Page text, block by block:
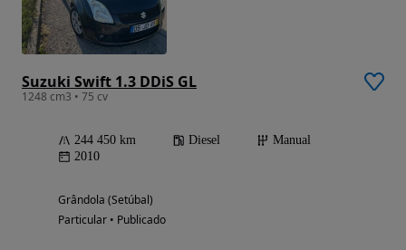
Suzuki Swift 1.3 DDiS GL
1248 cm3 • 75 cv
244 450 km Diesel
Manual
2010
Grândola (Setúbal)
Particular • Publicado